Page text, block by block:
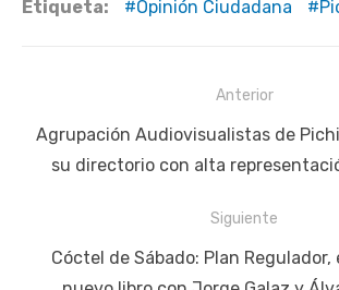
Etiqueta: Opinión Ciudadana
de
entradas
Anterior
Publicación
anterior:
Agrupación Audiovisualistas de
su directorio con alta
Siguiente
Siguiente
Cóctel de Sábado: Plan